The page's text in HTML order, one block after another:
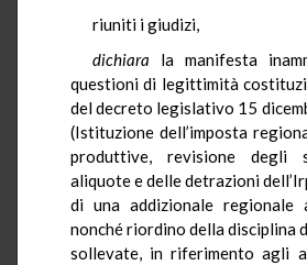
riuniti i giudizi,
dichiara la manifesta
questioni di legittimità
del decreto legislativo 15
(Istituzione dell’imposta
produttive, revisione degli
aliquote e delle detrazioni
di una addizionale regionale
nonché riordino della disciplina
sollevate, in riferimento agli